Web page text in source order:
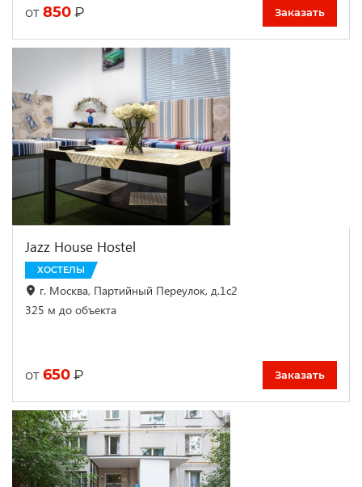
от 850 ₽ Заказать
Jazz House Hostel
ХОСТЕЛЫ
г. Москва, Партийный Переулок, д.1с2
325 м до объекта
от 650 ₽ Заказать